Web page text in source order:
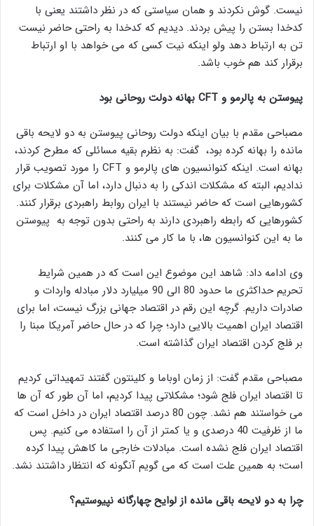
نیست. گوش نکردند و همان سیاستی که در نظر داشتند یعنی با
کدخدا بستن را پیش بردند. دیدیم که کدخدا به راحتی حاضر نیست
تن به ارتباط دهد ولو اینکه نیت کسی که می خواهد با او ارتباط
برقرار کند هم خوب باشد.
پیوستن به پالرمو و CFT بهانه دولت روحانی بود
مصباحی مقدم با بیان اینکه دولت روحانی پیوستن به دو لایحه باقی
مانده را بهانه کرده بود، گفت: به نظرم بقیه مسائلی که مطرح کردند،
بهانه است. اینکه کنوانسیون های پالرمو و CFT را مورد تصویب قرار
ندادیم، البته که مشکلات اندکی را به دنبال دارد، اما آن مشکلات برای
کشورهایی است که حاضر نیستند با ایران روابط راهبردی برقرار کنند.
کشورهایی که رابطه راهبردی دارند به راحتی بدون توجه به پیوستن
ما به این کنوانسیون ها، با ما کار می کنند.
وی ادامه داد: شاهد این موضوع این است که در همین شرایط
تحریم حداکثری ما حدود 80 الی 90 میلیارد دلار مبادله واردات و
صادرات داریم. گرچه این رقم در اقتصاد جهانی بزرگ نیست، اما برای
اقتصاد ایران اهمیت بالایی دارد؛ چرا که در حال حاضر آمریکا مبنا را
بر فلج کردن اقتصاد ایران گذاشته است.
مصباحی مقدم گفت: از زمان اوباما و کلینتون گفتند تمهیداتی کردیم
تا اقتصاد ایران فلج شود؛ مشکلاتی پیدا کردیم، اما آن طور که آن ها
می خواستند هم نشد. چون 80 درصد اقتصاد ایران در داخل است که
ما از ظرفیت 40 درصدی و یا کمتر از آن را استفاده می کنیم. پس
اقتصاد ایران فلج نشده است. مبادلات خارجی ما کاهش پیدا کرده
است؛ به همین علت است که می گویم آنگونه که انتظار داشتند نشد.
چرا به دو لایحه باقی مانده از لوایح چهارگانه نپیوستیم؟